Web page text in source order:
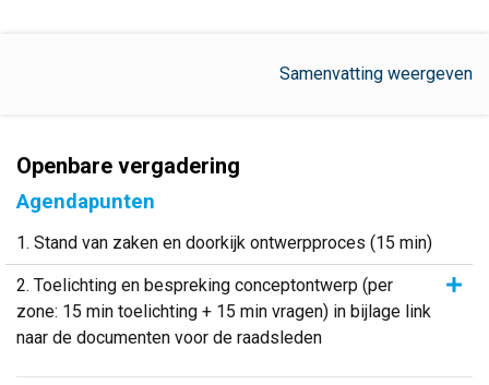
Samenvatting weergeven
Openbare vergadering
Agendapunten
1. Stand van zaken en doorkijk ontwerpproces (15 min)
2. Toelichting en bespreking conceptontwerp (per
zone: 15 min toelichting + 15 min vragen) in bijlage link
naar de documenten voor de raadsleden